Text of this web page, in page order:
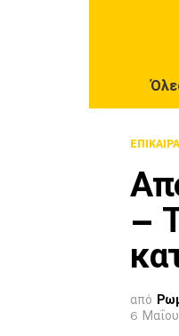
ΕΠΊΚΑΙΡΑ
–
από
6 Μαΐου